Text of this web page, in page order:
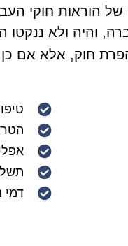
של הוראות חוקי
והיה ולא ננקטו
חוק, אלא אם כן
דמי